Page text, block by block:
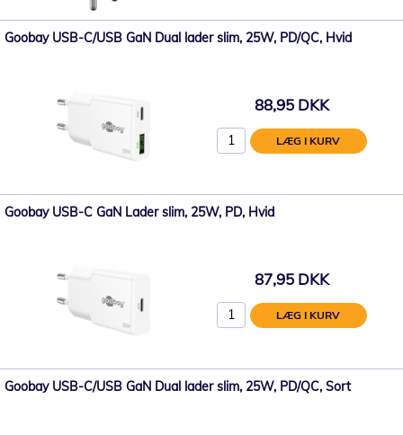
Goobay USB-C/USB GaN Dual lader slim, 25W, PD/QC, Hvid
88,95 DKK
LÆG I KURV
Goobay USB-C GaN Lader slim, 25W, PD, Hvid
87,95 DKK
LÆG I KURV
Goobay USB-C/USB GaN Dual lader slim, 25W, PD/QC, Sort